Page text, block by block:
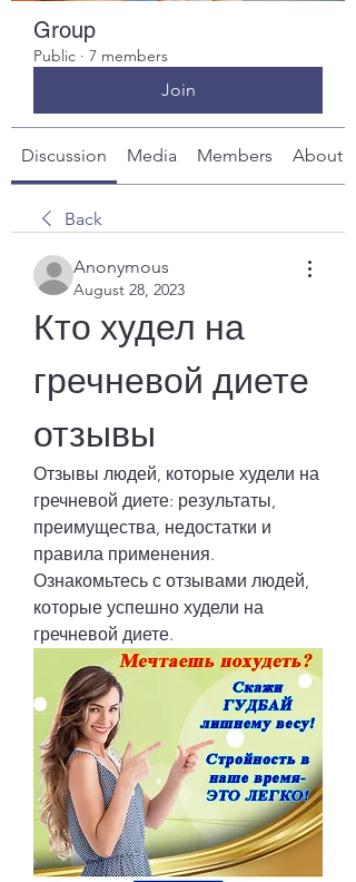
Group
Public · 7 members
Join
Discussion Media Members About
Back
Anonymous
August 28, 2023
Кто худел на
гречневой диете
отзывы
Отзывы людей, которые худели на
гречневой диете: результаты,
преимущества, недостатки и
правила применения.
Ознакомьтесь с отзывами людей,
которые успешно худели на
гречневой диете.